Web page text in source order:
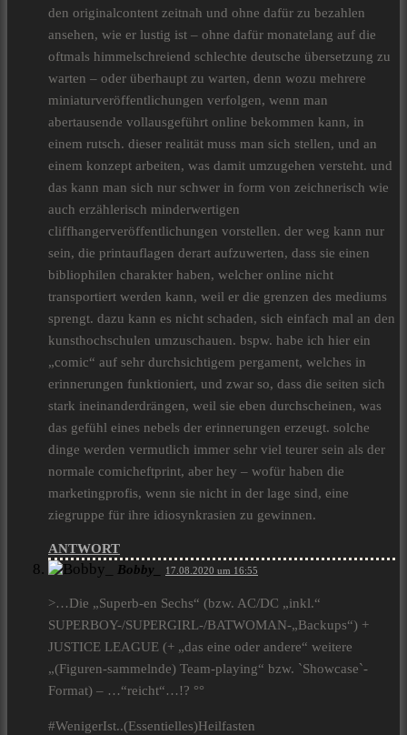
den originalcontent zeitnah und ohne dafür zu bezahlen
ansehen, wie er lustig ist – ohne dafür monatelang auf die
oftmals himmelschreiend schlechte deutsche übersetzung zu
warten – oder überhaupt zu warten, denn wozu mehrere
miniaturveröffentlichungen verfolgen, wenn man
abertausende vollausgeführt online bekommen kann, in
einem rutsch. dieser realität muss man sich stellen, und an
einem konzept arbeiten, was damit umzugehen versteht. und
das kann man sich nur schwer in form von zeichnerisch wie
auch erzählerisch minderwertigen
cliffhangerveröffentlichungen vorstellen. der weg kann nur
sein, die printauflagen derart aufzuwerten, dass sie einen
bibliophilen charakter haben, welcher online nicht
transportiert werden kann, weil er die grenzen des mediums
sprengt. dazu kann es nicht schaden, sich einfach mal an den
kunsthochschulen umzuschauen. bspw. habe ich hier ein
„comic“ auf sehr durchsichtigem pergament, welches in
erinnerungen funktioniert, und zwar so, dass die seiten sich
stark ineinanderdrängen, weil sie eben durchscheinen, was
das gefühl eines nebels der erinnerungen erzeugt. solche
dinge werden vermutlich immer sehr viel teurer sein als der
normale comicheftprint, aber hey – wofür haben die
marketingprofis, wenn sie nicht in der lage sind, eine
ziegruppe für ihre idiosynkrasien zu gewinnen.
ANTWORT
Bobby_
17.08.2020 um 16:55
>…Die „Superb-en Sechs“ (bzw. AC/DC „inkl.“
SUPERBOY-/SUPERGIRL-/BATWOMAN-„Backups“) +
JUSTICE LEAGUE (+ „das eine oder andere“ weitere
„(Figuren-sammelnde) Team-playing“ bzw. `Showcase`-
Format) – …“reicht“…!? °°
#WenigerIst..(Essentielles)Heilfasten